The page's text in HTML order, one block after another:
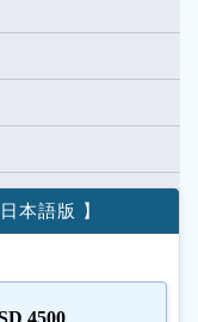
本語版 】
4500